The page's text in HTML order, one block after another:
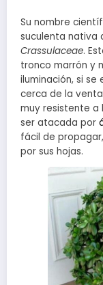
Su nombre
suculenta nativa
Crassulaceae.
tronco marrón y
iluminación, si
cerca de la
muy resistente a
ser atacada por
fácil de
por sus hojas.